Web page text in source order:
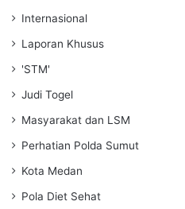
Internasional
Laporan Khusus
'STM'
Judi Togel
Masyarakat dan LSM
Perhatian Polda Sumut
Kota Medan
Pola Diet Sehat